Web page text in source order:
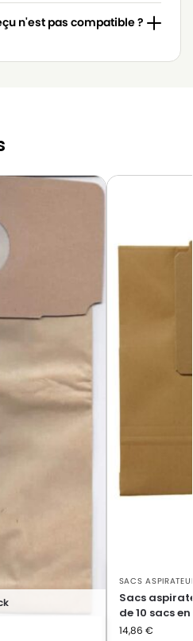
n'est pas compatible ?
SACS
Sacs
de 10 sacs
14,86 €